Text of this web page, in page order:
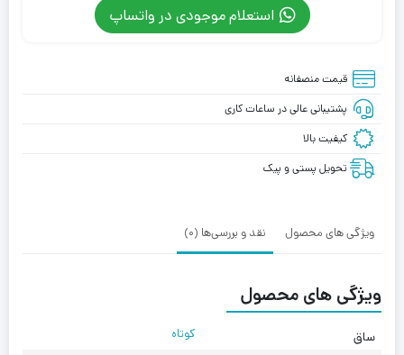
استعلام موجودی در واتساپ
قیمت منصفانه
پشتیبانی عالی در ساعات کاری
کیفیت بالا
تحویل پستی و پیک
ویژگی های محصول نقد و بررسی‌ها (0)
ویژگی های محصول
ساق
کوتاه